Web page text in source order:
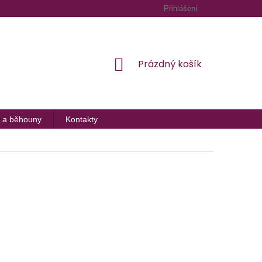
Přihlášení
NÁKUPNÍ
Prázdný košík
a běhouny Kontakty